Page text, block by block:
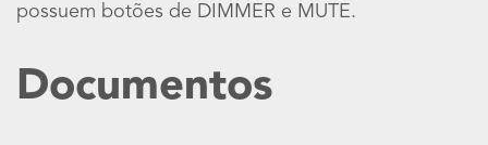
possuem botões de DIMMER e MUTE.
Documentos